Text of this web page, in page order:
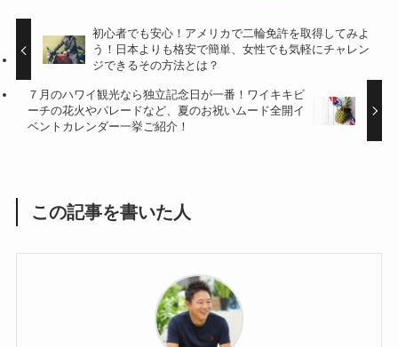
初心者でも安心！アメリカで二輪免許を取得してみよ
う！日本よりも格安で簡単、女性でも気軽にチャレン
ジできるその方法とは？
７月のハワイ観光なら独立記念日が一番！ワイキキビ
ーチの花火やパレードなど、夏のお祝いムード全開イ
ベントカレンダー一挙ご紹介！
この記事を書いた人